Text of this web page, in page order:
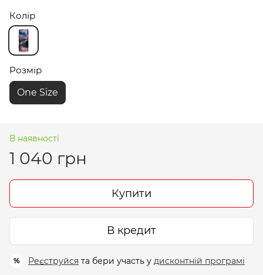
Колір
Розмір
One Size
В наявності
1 040 грн
Купити
В кредит
% Реєструйся та бери участь у дисконтній програмі